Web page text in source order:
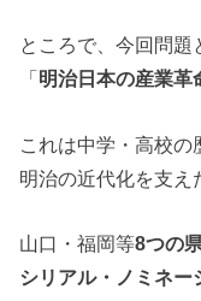
ところで、今回問題
「 明治日本の産業革
これは中学・高校の
明治の近代化を支え
山口・福岡等8つの
シリアル・ノミネー